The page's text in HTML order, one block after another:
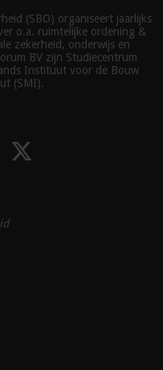
(SBO) organiseert jaarlijks
o.a. ruimtelijke ordening &
zekerheid, onderwijs en
BV zijn Studiecentrum
Instituut voor de Bouw
(SMI).